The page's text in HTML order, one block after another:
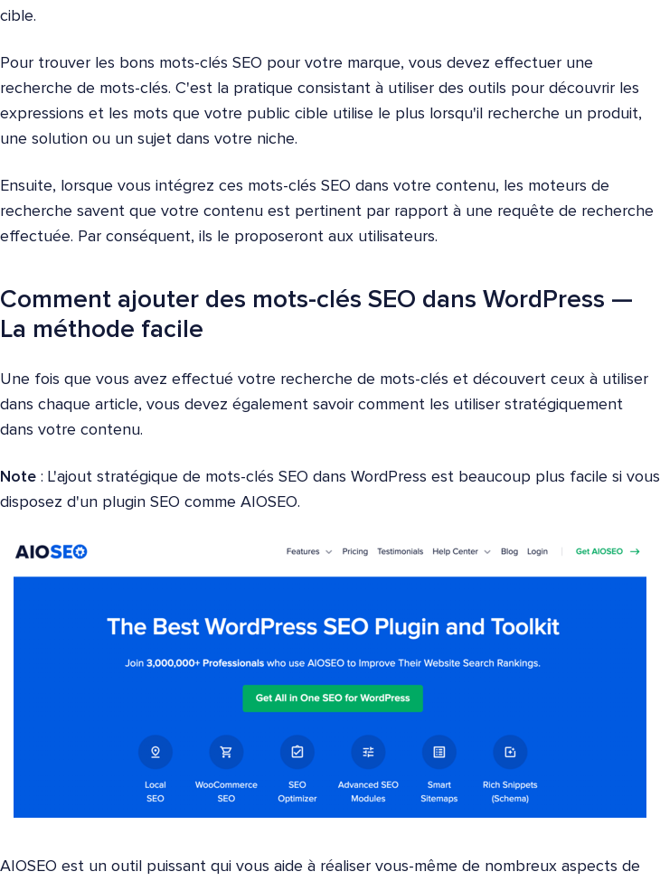
cible.
Pour trouver les bons mots-clés SEO pour votre marque, vous devez effectuer une
recherche de mots-clés. C'est la pratique consistant à utiliser des outils pour découvrir les
expressions et les mots que votre public cible utilise le plus lorsqu'il recherche un produit,
une solution ou un sujet dans votre niche.
Ensuite, lorsque vous intégrez ces mots-clés SEO dans votre contenu, les moteurs de
recherche savent que votre contenu est pertinent par rapport à une requête de recherche
effectuée. Par conséquent, ils le proposeront aux utilisateurs.
Comment ajouter des mots-clés SEO dans WordPress —
La méthode facile
Une fois que vous avez effectué votre recherche de mots-clés et découvert ceux à utiliser
dans chaque article, vous devez également savoir comment les utiliser stratégiquement
dans votre contenu.
Note : L'ajout stratégique de mots-clés SEO dans WordPress est beaucoup plus facile si vous
disposez d'un plugin SEO comme AIOSEO.
AIOSEO est un outil puissant qui vous aide à réaliser vous-même de nombreux aspects de